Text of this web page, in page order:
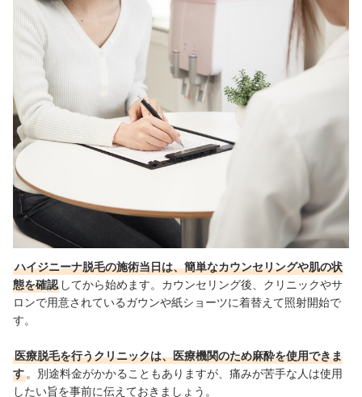
ハイジニーナ脱毛の施術当日は、簡単なカウンセリングや肌の状
態を確認 してから始めます。カウンセリング後、クリニックやサ
ロンで用意されているガウンや紙ショーツに着替えて照射開始で
す。
医療脱毛を行うクリニックは、医療機関のため麻酔を使用できま
す 。別途料金がかかることもありますが、痛みが苦手な人は使用
したい旨を事前に伝えておきましょう。